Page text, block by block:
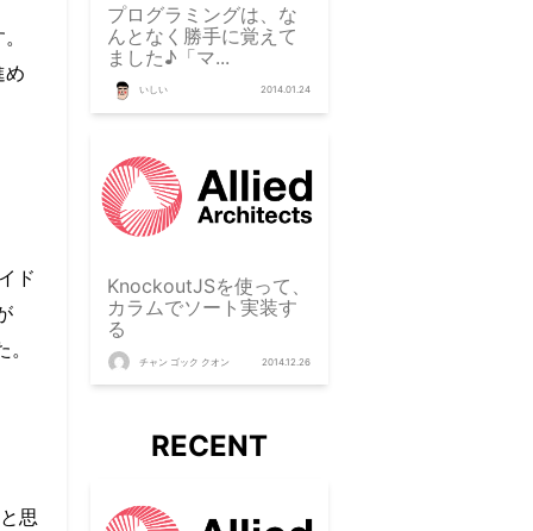
め
ド
思
プログラミングは、な
んとなく勝手に覚えて
ました♪「マ...
いしい 2014.01.24
KnockoutJSを使って、
カラムでソート実装す
る
チャン ゴック クオン 2014.12.26
RECENT